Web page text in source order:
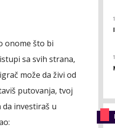
onome što bi
sa svih strana,
može da živi od
putovanja, tvoj
da investiraš u